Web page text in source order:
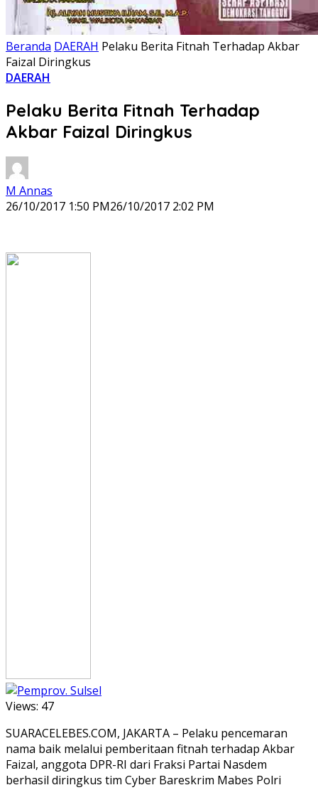
Beranda DAERAH Pelaku Berita Fitnah Terhadap Akbar
Faizal Diringkus
DAERAH
Pelaku Berita Fitnah Terhadap
Akbar Faizal Diringkus
M Annas
26/10/2017 1:50 PM26/10/2017 2:02 PM
Views: 47
SUARACELEBES.COM, JAKARTA – Pelaku pencemaran
nama baik melalui pemberitaan fitnah terhadap Akbar
Faizal, anggota DPR-RI dari Fraksi Partai Nasdem
berhasil diringkus tim Cyber Bareskrim Mabes Polri